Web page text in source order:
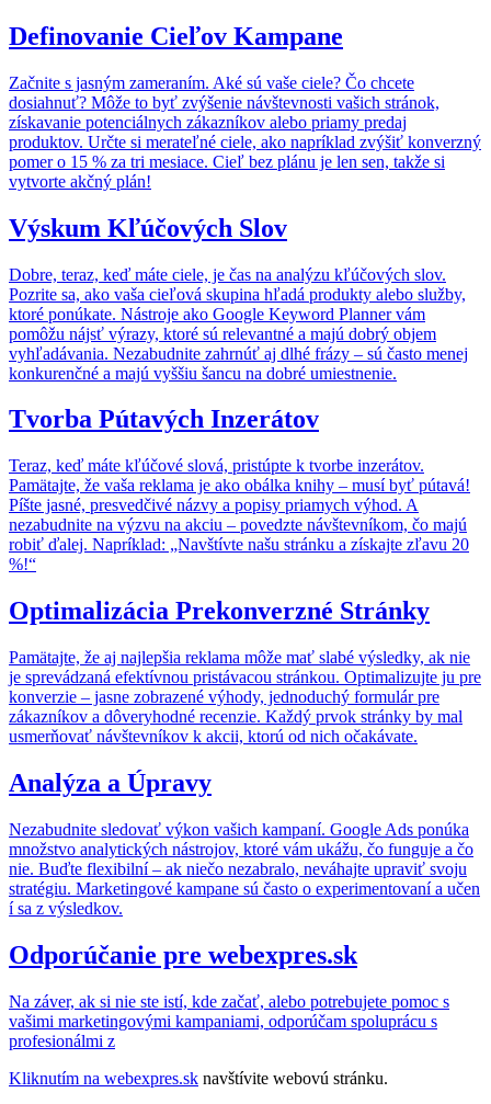
Definovanie Cieľov Kampane
Začnite s jasným zameraním. Aké sú vaše ciele? Čo chcete
dosiahnuť? Môže to byť zvýšenie návštevnosti vašich stránok,
získavanie potenciálnych zákazníkov alebo priamy predaj
produktov. Určte si merateľné ciele, ako napríklad zvýšiť konverzný
pomer o 15 % za tri mesiace. Cieľ bez plánu je len sen, takže si
vytvorte akčný plán!
Výskum Kľúčových Slov
Dobre, teraz, keď máte ciele, je čas na analýzu kľúčových slov.
Pozrite sa, ako vaša cieľová skupina hľadá produkty alebo služby,
ktoré ponúkate. Nástroje ako Google Keyword Planner vám
pomôžu nájsť výrazy, ktoré sú relevantné a majú dobrý objem
vyhľadávania. Nezabudnite zahrnúť aj dlhé frázy – sú často menej
konkurenčné a majú vyššiu šancu na dobré umiestnenie.
Tvorba Pútavých Inzerátov
Teraz, keď máte kľúčové slová, pristúpte k tvorbe inzerátov.
Pamätajte, že vaša reklama je ako obálka knihy – musí byť pútavá!
Píšte jasné, presvedčivé názvy a popisy priamych výhod. A
nezabudnite na výzvu na akciu – povedzte návštevníkom, čo majú
robiť ďalej. Napríklad: „Navštívte našu stránku a získajte zľavu 20
%!“
Optimalizácia Prekonverzné Stránky
Pamätajte, že aj najlepšia reklama môže mať slabé výsledky, ak nie
je sprevádzaná efektívnou pristávacou stránkou. Optimalizujte ju pre
konverzie – jasne zobrazené výhody, jednoduchý formulár pre
zákazníkov a dôveryhodné recenzie. Každý prvok stránky by mal
usmerňovať návštevníkov k akcii, ktorú od nich očakávate.
Analýza a Úpravy
Nezabudnite sledovať výkon vašich kampaní. Google Ads ponúka
množstvo analytických nástrojov, ktoré vám ukážu, čo funguje a čo
nie. Buďte flexibilní – ak niečo nezabralo, neváhajte upraviť svoju
stratégiu. Marketingové kampane sú často o experimentovaní a učen
í sa z výsledkov.
Odporúčanie pre webexpres.sk
Na záver, ak si nie ste istí, kde začať, alebo potrebujete pomoc s
vašimi marketingovými kampaniami, odporúčam spoluprácu s
profesionálmi z
Kliknutím na webexpres.sk navštívite webovú stránku.